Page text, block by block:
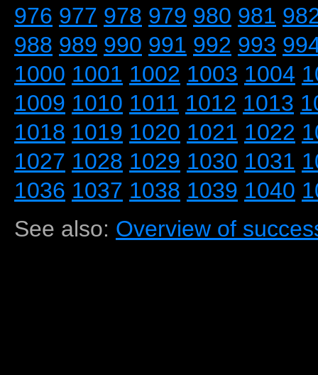
976 977 978 979 980 981
988 989 990 991 992 993
1000 1001 1002 1003 1004
1009 1010 1011 1012 1013
1018 1019 1020 1021 1022
1027 1028 1029 1030 1031
1036 1037 1038 1039 1040
See also: Overview of